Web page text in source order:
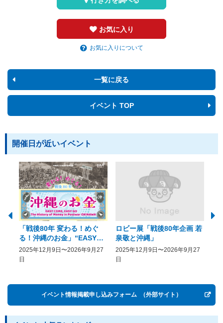
お気に入り
お気に入りについて
一覧に戻る
イベント TOP
開催日が近いイベント
「戦後80年 変わる！めぐ
る！沖縄のお金」“EASY
COME, EASY GO － The
History of Money in
2025年12月9日〜2026年9月27
日
ロビー展「戦後80年企画 若
泉敬と沖縄」
2025年12月9日〜2026年9月27
日
イベント情報掲載申し込みフォーム （外部サイト）